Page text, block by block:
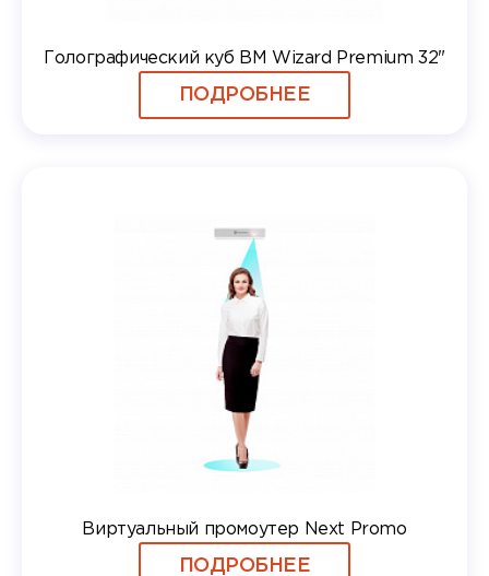
Голографический куб BM Wizard Premium 32"
ПОДРОБНЕЕ
Виртуальный промоутер Next Promo
ПОДРОБНЕЕ